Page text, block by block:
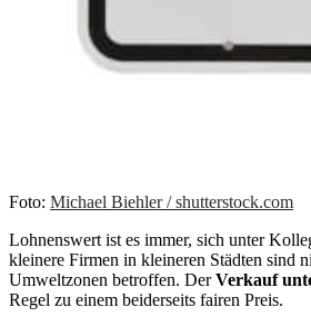
Foto: Michael Biehler / shutterstock.com
Lohnenswert ist es immer, sich unter
kleinere Firmen in kleineren Städten sind
Umweltzonen betroffen. DerVerkauf
Regel zu einem beiderseits fairen Preis.